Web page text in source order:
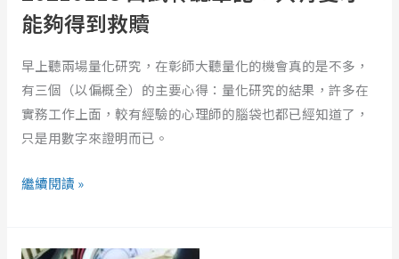
能夠得到救贖
早上聽兩場量化研究，在彰師大聽量化的機會真的是不多，
有三個（以偏概全）的主要心得：量化研究的結果，許多在
實務工作上面，較有經驗的心理師的腦袋也都已經知道了，
只是用數字來證明而已。
愛
才
夠
得
到
救
贖
繼續閱讀 »